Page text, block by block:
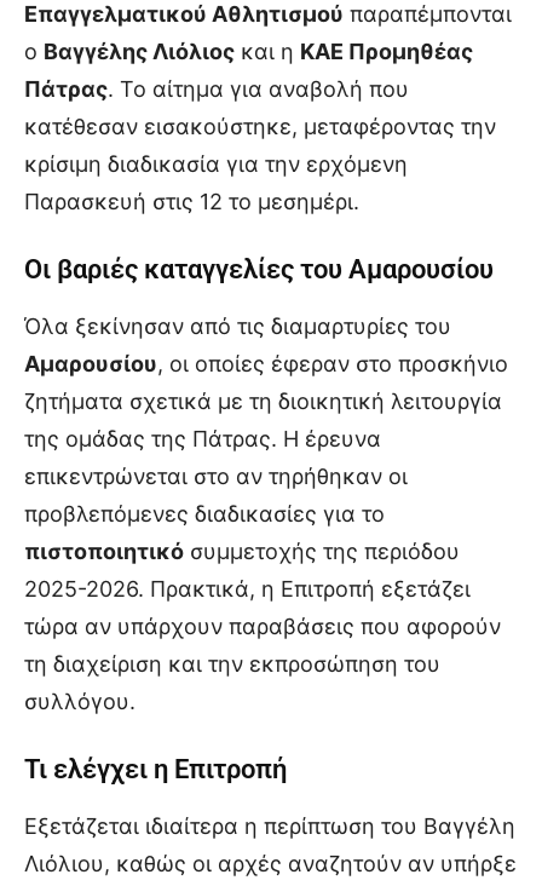
Επαγγελματικού Αθλητισμού παραπέμπονται
ο Βαγγέλης Λιόλιος και η ΚΑΕ Προμηθέας
Πάτρας. Το αίτημα για αναβολή που
κατέθεσαν εισακούστηκε, μεταφέροντας την
κρίσιμη διαδικασία για την ερχόμενη
Παρασκευή στις 12 το μεσημέρι.
Οι βαριές καταγγελίες του Αμαρουσίου
Όλα ξεκίνησαν από τις διαμαρτυρίες του
Αμαρουσίου, οι οποίες έφεραν στο προσκήνιο
ζητήματα σχετικά με τη διοικητική λειτουργία
της ομάδας της Πάτρας. Η έρευνα
επικεντρώνεται στο αν τηρήθηκαν οι
προβλεπόμενες διαδικασίες για το
πιστοποιητικό συμμετοχής της περιόδου
2025-2026. Πρακτικά, η Επιτροπή εξετάζει
τώρα αν υπάρχουν παραβάσεις που αφορούν
τη διαχείριση και την εκπροσώπηση του
συλλόγου.
Τι ελέγχει η Επιτροπή
Εξετάζεται ιδιαίτερα η περίπτωση του Βαγγέλη
Λιόλιου, καθώς οι αρχές αναζητούν αν υπήρξε